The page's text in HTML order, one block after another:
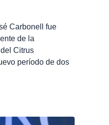
Carbonell fue
de la
Citrus
período de dos